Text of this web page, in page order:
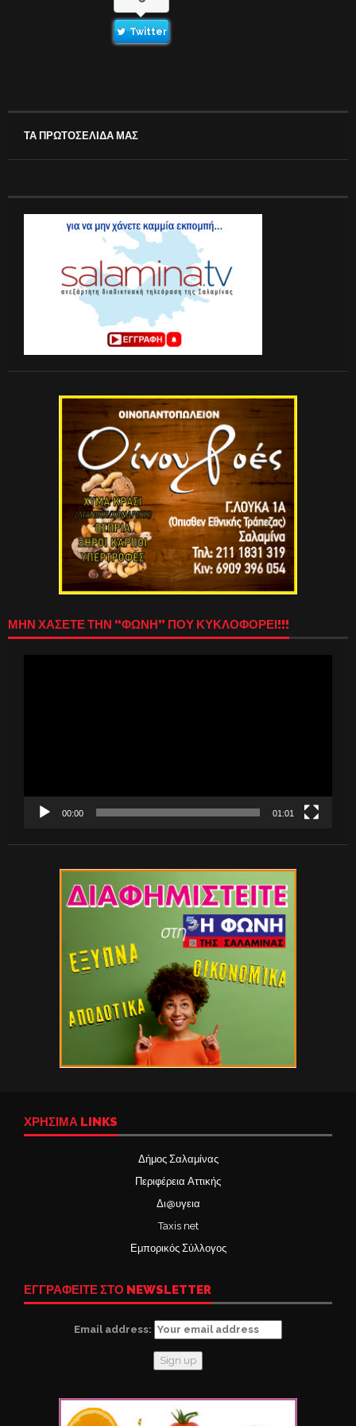
Twitter
ΤΑ ΠΡΩΤΟΣΕΛΙΔΑ ΜΑΣ
ΜΗΝ ΧΑΣΕΤΕ ΤΗΝ “ΦΩΝΗ” ΠΟΥ ΚΥΚΛΟΦΟΡΕΙ!!!
00:00 01:01
ΧΡΉΣΙΜΑ LINKS
Δήμος Σαλαμίνας
Περιφέρεια Αττικής
Δι@υγεια
Taxis net
Εμπορικός Σύλλογος
ΕΓΓΡΑΦΕΙΤΕ ΣΤΟ NEWSLETTER
Email address: